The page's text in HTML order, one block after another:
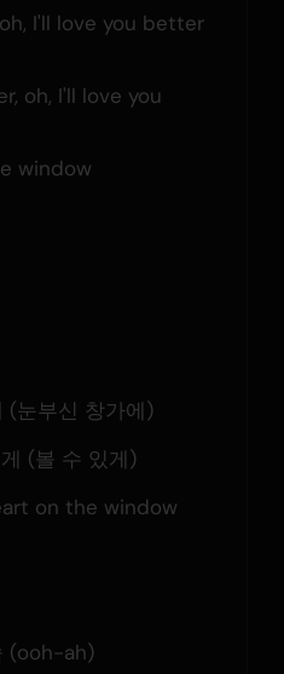
I'll love you better
oh, I'll love you
window
(눈부신 창가에)
(볼 수 있게)
on the window
(ooh-ah)